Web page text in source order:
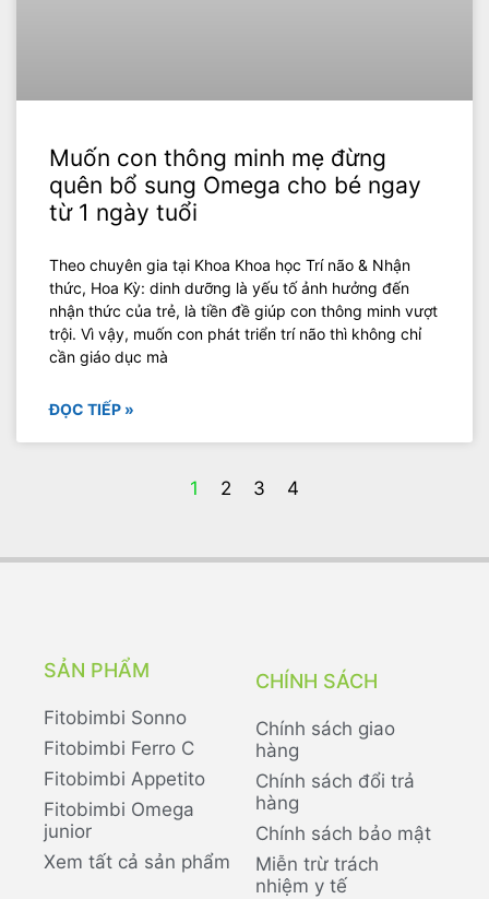
Muốn con thông minh mẹ đừng
quên bổ sung Omega cho bé ngay
từ 1 ngày tuổi
Theo chuyên gia tại Khoa Khoa học Trí não & Nhận
thức, Hoa Kỳ: dinh dưỡng là yếu tố ảnh hưởng đến
nhận thức của trẻ, là tiền đề giúp con thông minh vượt
trội. Vì vậy, muốn con phát triển trí não thì không chỉ
cần giáo dục mà
ĐỌC TIẾP »
1 2 3 4
SẢN PHẨM
Fitobimbi Sonno
Fitobimbi Ferro C
Fitobimbi Appetito
Fitobimbi Omega
junior
Xem tất cả sản phẩm
CHÍNH SÁCH
Chính sách giao
hàng
Chính sách đổi trả
hàng
Chính sách bảo mật
Miễn trừ trách
nhiệm y tế